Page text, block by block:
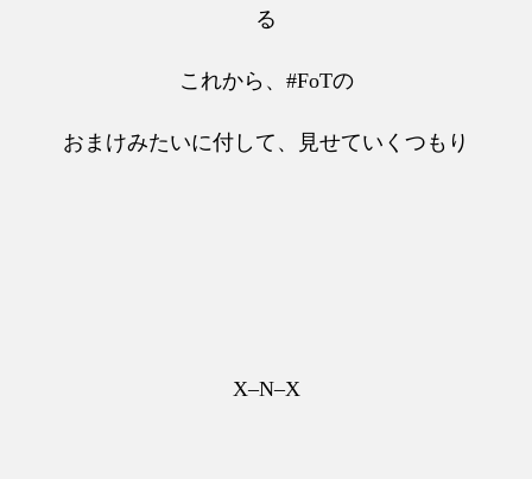
る
これから、#FoTの
おまけみたいに付して、見せていくつもり
X–N–X